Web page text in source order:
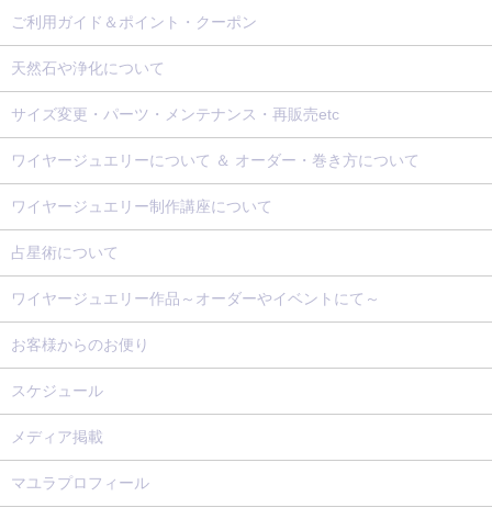
ご利用ガイド＆ポイント・クーポン
天然石や浄化について
サイズ変更・パーツ・メンテナンス・再販売etc
ワイヤージュエリーについて ＆ オーダー・巻き方について
ワイヤージュエリー制作講座について
占星術について
ワイヤージュエリー作品～オーダーやイベントにて～
お客様からのお便り
スケジュール
メディア掲載
マユラプロフィール